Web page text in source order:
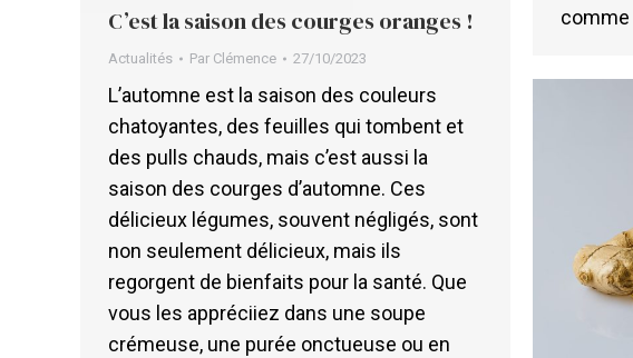
comme
C’est la saison des courges oranges !
Actualités Par Clémence 27/10/2023
L’automne est la saison des couleurs
chatoyantes, des feuilles qui tombent et
des pulls chauds, mais c’est aussi la
saison des courges d’automne. Ces
délicieux légumes, souvent négligés, sont
non seulement délicieux, mais ils
regorgent de bienfaits pour la santé. Que
vous les appréciiez dans une soupe
crémeuse, une purée onctueuse ou en